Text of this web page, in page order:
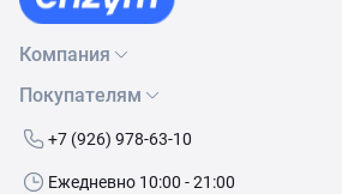
Компания
О нас
Бренды
Контакты
Покупателям
Как сделать заказ
Условия доставки
+7 (926) 978-63-10
Ежедневно 10:00 - 21:00